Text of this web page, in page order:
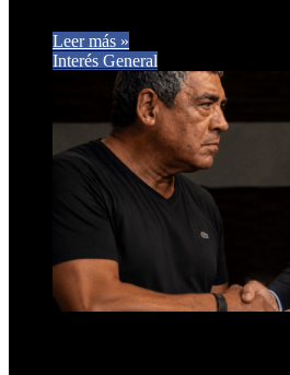
Leer más »
Interés General